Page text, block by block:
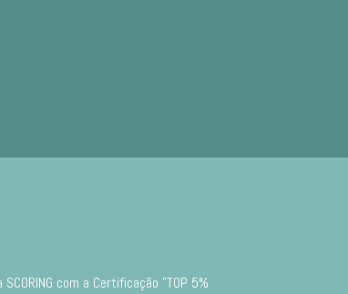
SCORING com a Certificação "TOP 5%